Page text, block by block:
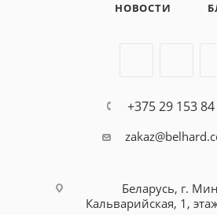
НОВОСТИ
+375 29 153
Беларусь, г.
Кальварийская, 1,